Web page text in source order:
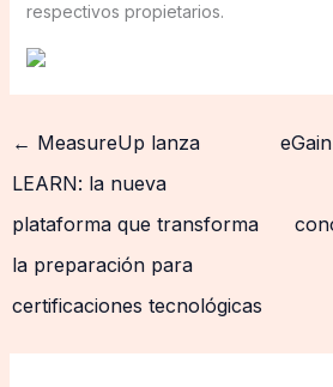
respectivos propietarios.
← MeasureUp lanza
LEARN: la nueva
plataforma que transforma
la preparación para
certificaciones tecnológicas